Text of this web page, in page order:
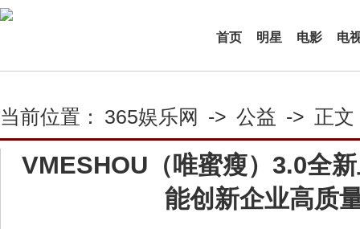
首页 明星 电影 电
当前位置： 365娱乐网 -> 公益 -> 正文
VMESHOU（唯蜜瘦）3.0全
能创新企业高质